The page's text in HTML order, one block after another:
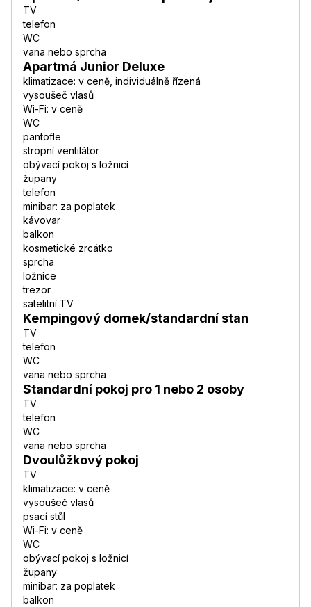
TV
telefon
WC
vana nebo sprcha
Apartmá Junior Deluxe
klimatizace: v ceně, individuálně řízená
vysoušeč vlasů
Wi-Fi: v ceně
WC
pantofle
stropní ventilátor
obývací pokoj s ložnicí
župany
telefon
minibar: za poplatek
kávovar
balkon
kosmetické zrcátko
sprcha
ložnice
trezor
satelitní TV
Kempingový domek/standardní stan
TV
telefon
WC
vana nebo sprcha
Standardní pokoj pro 1 nebo 2 osoby
TV
telefon
WC
vana nebo sprcha
Dvoulůžkový pokoj
TV
klimatizace: v ceně
vysoušeč vlasů
psací stůl
Wi-Fi: v ceně
WC
obývací pokoj s ložnicí
župany
minibar: za poplatek
balkon